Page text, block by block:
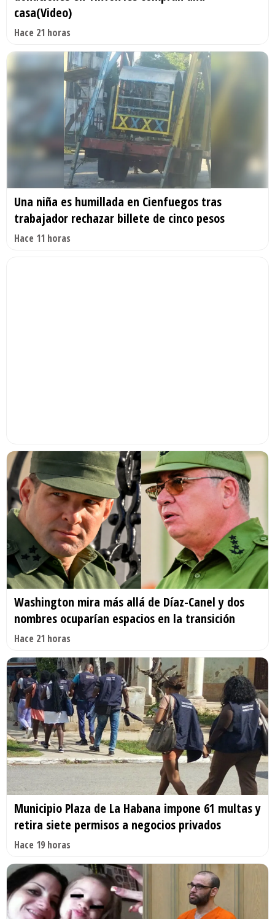
casa(Video)
Hace 21 horas
Una niña es humillada en Cienfuegos tras
trabajador rechazar billete de cinco pesos
Hace 11 horas
Washington mira más allá de Díaz-Canel y dos
nombres ocuparían espacios en la transición
Hace 21 horas
Municipio Plaza de La Habana impone 61 multas y
retira siete permisos a negocios privados
Hace 19 horas